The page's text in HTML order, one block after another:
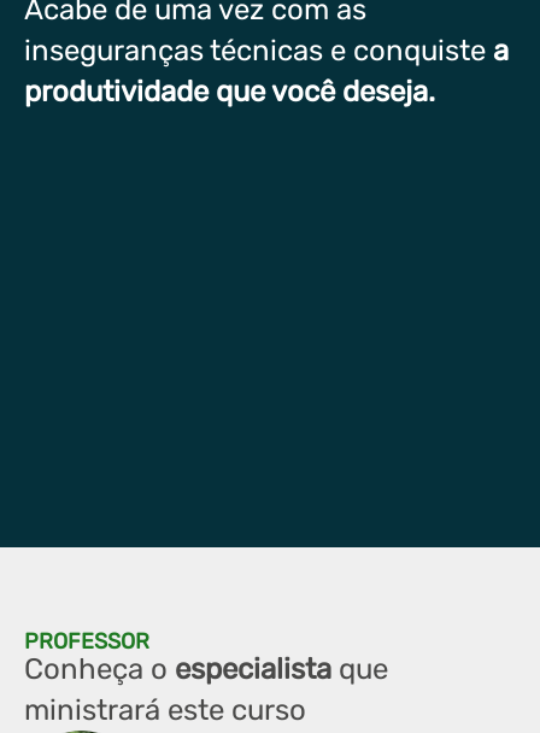
Acabe de uma vez com as
inseguranças técnicas e conquiste a
produtividade que você deseja.
PROFESSOR
Conheça o especialista que
ministrará este curso